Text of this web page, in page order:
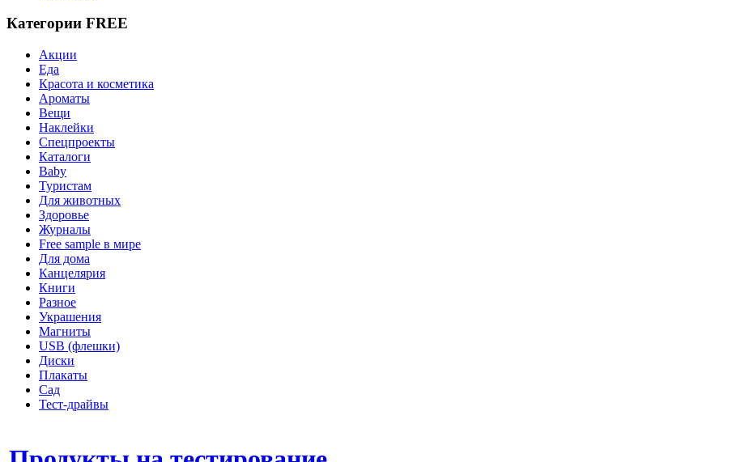
Категории FREE
Акции
Еда
Красота и косметика
Ароматы
Вещи
Наклейки
Спецпроекты
Каталоги
Baby
Туристам
Для животных
Здоровье
Журналы
Free sample в мире
Для дома
Канцелярия
Книги
Разное
Украшения
Магниты
USB (флешки)
Диски
Плакаты
Сад
Тест-драйвы